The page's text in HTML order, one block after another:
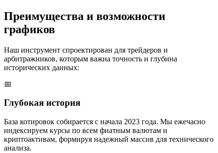
Преимущества и возможности
графиков
Наш инструмент спроектирован для трейдеров и
арбитражников, которым важна точность и глубина
исторических данных:
📅
Глубокая история
База котировок собирается с начала 2023 года. Мы ежечасно
индексируем курсы по всем фиатным валютам и
криптоактивам, формируя надежный массив для технического
анализа.